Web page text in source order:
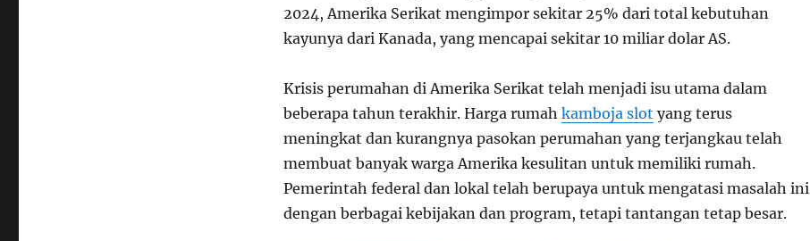
2024, Amerika Serikat mengimpor sekitar 25% dari total kebutuhan
kayunya dari Kanada, yang mencapai sekitar 10 miliar dolar AS.
Krisis perumahan di Amerika Serikat telah menjadi isu utama dalam
beberapa tahun terakhir. Harga rumah kamboja slot yang terus
meningkat dan kurangnya pasokan perumahan yang terjangkau telah
membuat banyak warga Amerika kesulitan untuk memiliki rumah.
Pemerintah federal dan lokal telah berupaya untuk mengatasi masalah ini
dengan berbagai kebijakan dan program, tetapi tantangan tetap besar.